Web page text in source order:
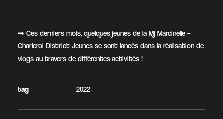
➡ Ces derniers mois, quelques jeunes de la Mj Marcinelle –
Charleroi District Jeunes se sont lancés dans la réalisation de
vlogs au travers de différentes activités !
tag 2022